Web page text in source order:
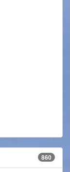
860